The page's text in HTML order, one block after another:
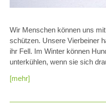
Wir Menschen können uns
schützen. Unsere Vierbeiner
ihr Fell. Im Winter können
unterkühlen, wenn sie sich
[mehr]